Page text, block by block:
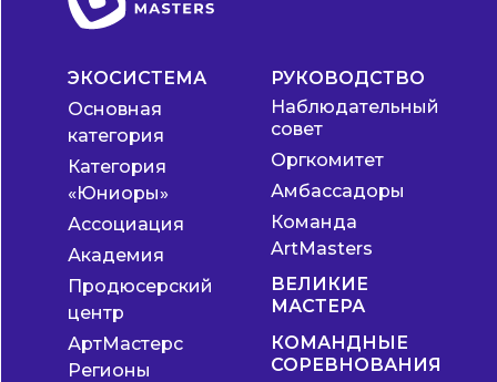
РУКОВОДСТВО
КОМАНДНЫЕ
СОРЕВНОВАНИЯ
ВЕЛИКИЕ
МАСТЕРА
Наблюдательный
совет
Амбассадоры
Команда
ArtMasters
ЭКОСИСТЕМА
Ассоциация
Академия
Продюсерский
центр
АртМастерс
Регионы
Основная
категория
Категория
«Юниоры»
Оргкомитет